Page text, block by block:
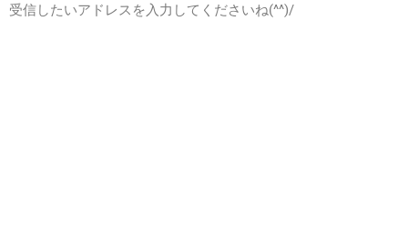
受信したいアドレスを入力してくださいね(^^)/